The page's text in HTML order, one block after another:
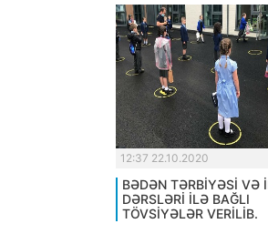
12:37 22.10.2020
BƏDƏN TƏRBİYƏSİ VƏ
DƏRSLƏRİ İLƏ BAĞLI
TÖVSİYƏLƏR VERİLİB.